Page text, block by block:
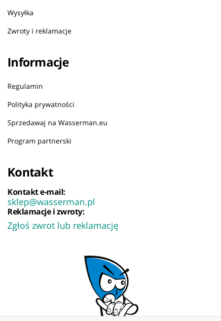
Wysyłka
Zwroty i reklamacje
Informacje
Regulamin
Polityka prywatności
Sprzedawaj na Wasserman.eu
Program partnerski
Kontakt
Kontakt e-mail:
sklep@wasserman.pl
Reklamacje i zwroty:
Zgłoś zwrot lub reklamację